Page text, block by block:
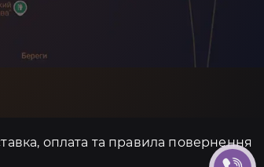
оплата та правила повернення